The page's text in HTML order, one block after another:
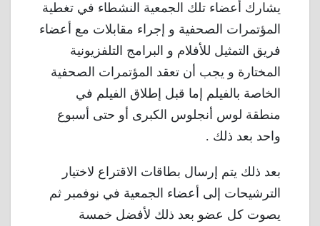
يشارك أعضاء تلك الجمعية النشطاء في تغطية
المؤتمرات الصحفية و إجراء مقابلات مع أعضاء
فريق التمثيل للأفلام و البرامج التلفزيونية
المختارة و يجب أن تعقد المؤتمرات الصحفية
الخاصة بالفيلم إما قبل إطلاق الفيلم في
منطقة لوس أنجلوس الكبرى أو حتى أسبوع
واحد بعد ذلك .
بعد ذلك يتم إرسال بطاقات الاقتراع لاختيار
الترشيحات إلى أعضاء الجمعية في نوفمبر ثم
يصوت كل عضو بعد ذلك لأفضل خمسة